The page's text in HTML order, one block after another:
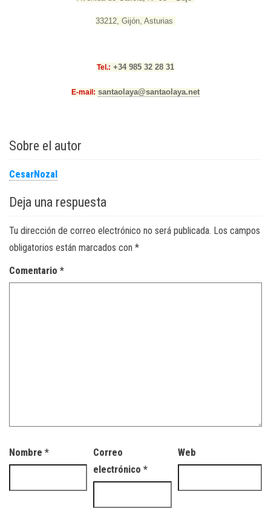
33212, Gijón, Asturias
Tel.: +34 985 32 28 31
E-mail: santaolaya@santaolaya.net
Sobre el autor
CesarNozal
Deja una respuesta
Tu dirección de correo electrónico no será publicada. Los campos
obligatorios están marcados con *
Comentario *
Nombre *
Correo
electrónico*
Web